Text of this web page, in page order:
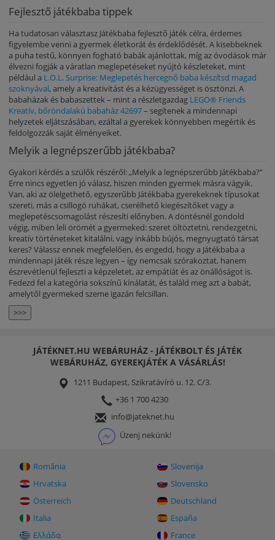
Fejlesztő játékbaba tippek
Ha tudatosan választasz Játékbaba fejlesztő játék célra, érdemes
figyelembe venni a gyermek életkorát és érdeklődését. A kisebbeknek
a puha testű, könnyen fogható babák ajánlottak, míg az óvodások már
élvezni fogják a váratlan meglepetéseket nyújtó készleteket, mint
például a L.O.L. Surprise: Meglepetés hercegnő baba készítsd magad
szoknyával, amely a kreativitást és a kézügyességet is ösztönzi. A
babaházak és babaszettek – mint a részletgazdag LEGO® Friends
Kreatív, bőröndalakú babaház 42697– segítenek a mindennapi
helyzetek eljátszásában, ezáltal a gyerekek könnyebben megértik és
feldolgozzák saját élményeiket.
Melyik a legnépszerűbb játékbaba?
Gyakori kérdés a szülők részéről: „Melyik a legnépszerűbb Játékbaba?”
Erre nincs egyetlen jó válasz, hiszen minden gyermek másra vágyik.
Van, aki az ölelgethető, egyszerűbb Játékbaba gyerekeknek típusokat
szereti, más a csillogó ruhákat, cserélhető kiegészítőket vagy a
meglepetéscsomagolást részesíti előnyben. A döntésnél gondold
végig, miben leli örömét a gyermeked: szeret öltöztetni, rendezgetni,
kreatív történeteket kitalálni, vagy inkább bújós, megnyugtató társat
keres? Válassz ennek megfelelően, és engedd, hogy a Játékbaba a
mindennapi játék része legyen – így nemcsak szórakoztat, hanem
észrevétlenül fejleszti a képzeletet, az empátiát és az önállóságot is.
Fedezd fel a kategória sokszínű kínálatát, és találd meg azt a babát,
amelytől gyermeked szeme igazán felcsillan.
>>>
JÁTÉKNET.HU WEBÁRUHÁZ - JÁTÉKBOLT ÉS JÁTÉK
WEBÁRUHÁZ, GYEREKJÁTÉK A VÁSÁRLÁS!
1211 Budapest, Szikratávíró u. 12. C/3.
+36 1 700 4230
info@jateknet.hu
Üzenj nekünk!
România
Slovenija
Hrvatska
Slovensko
Österreich
Deutschland
Italia
España
Ελλάδα
France